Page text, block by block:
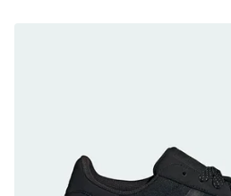
防水鞋推薦 10.